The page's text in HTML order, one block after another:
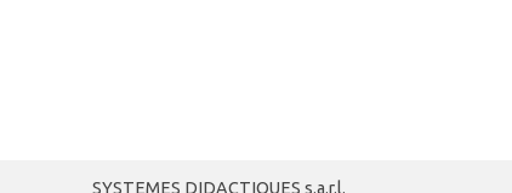
SYSTEMES DIDACTIQUES s.a.r.l.